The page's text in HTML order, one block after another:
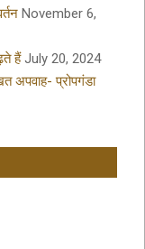
November 6,
हैं July 20, 2024
अपवाह- प्रोपगंडा